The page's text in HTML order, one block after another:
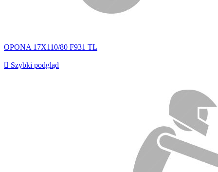
OPONA 17X110/80 F931 TL
 Szybki podgląd